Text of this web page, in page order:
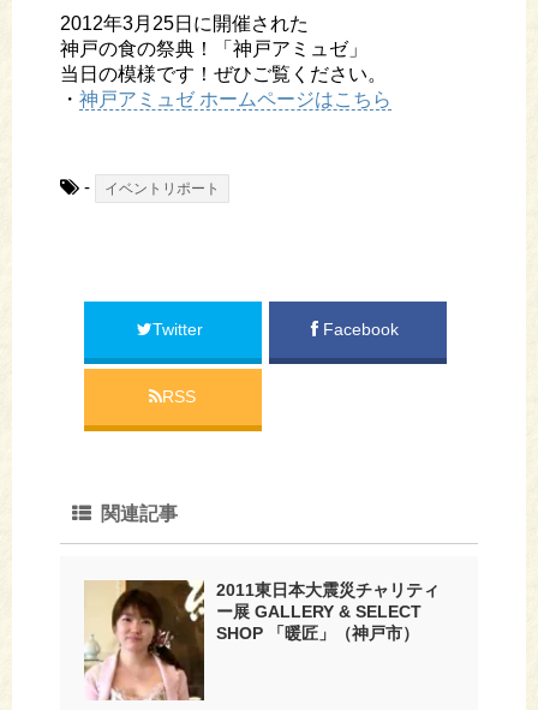
2012年3月25日に開催された
神戸の食の祭典！「神戸アミュゼ」
当日の模様です！ぜひご覧ください。
・ 神戸アミュゼ ホームページはこちら
- イベントリポート
Twitter Facebook
RSS
関連記事
2011東日本大震災チャリティ
ー展 GALLERY & SELECT
SHOP 「暖匠」（神戸市）